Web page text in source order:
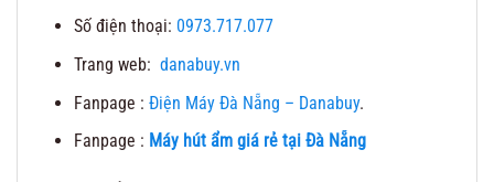
Số điện thoại: 0973.717.077
Trang web: danabuy.vn
Fanpage : Điện Máy Đà Nẵng – Danabuy.
Fanpage : Máy hút ẩm giá rẻ tại Đà Nẵng